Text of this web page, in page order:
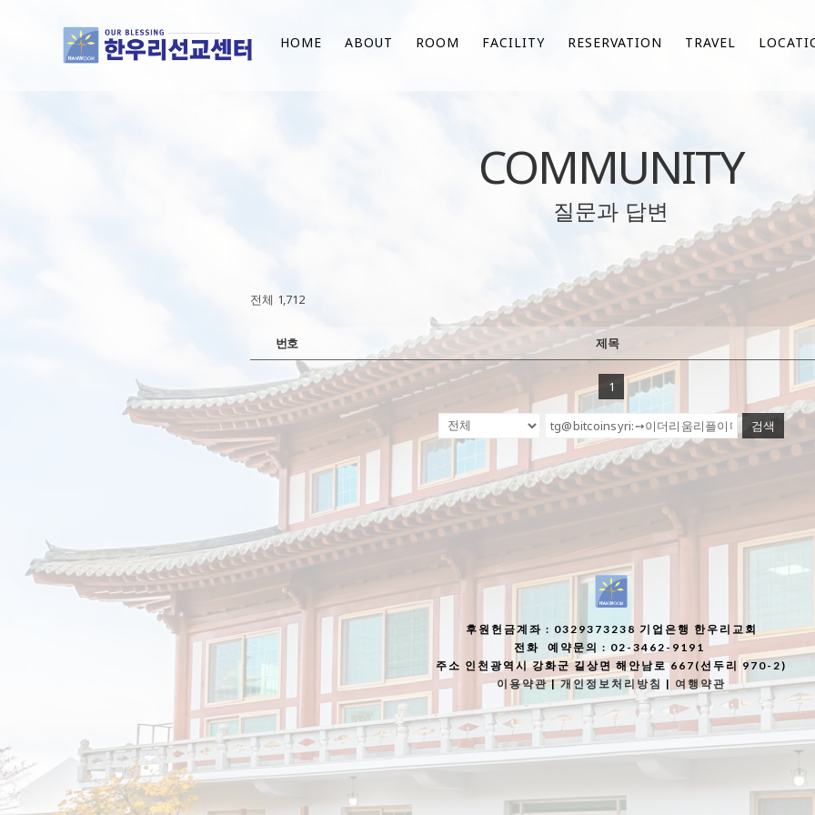
HOME ABOUT ROOM FACILITY RESERVATION TRAVEL
COMMUNITY
질문과 답변
전체 1,712
번호 제목
1
검색
후원헌금계좌 : 0329373238 기업은행 한우리교회
전화
예약문의 : 02-3462-9191
주소 인천광역시 강화군 길상면 해안남로 667(선두리 970-2)
이용약관|개인정보처리방침 | 여행약관